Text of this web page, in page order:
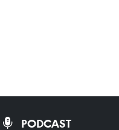
PODCAST